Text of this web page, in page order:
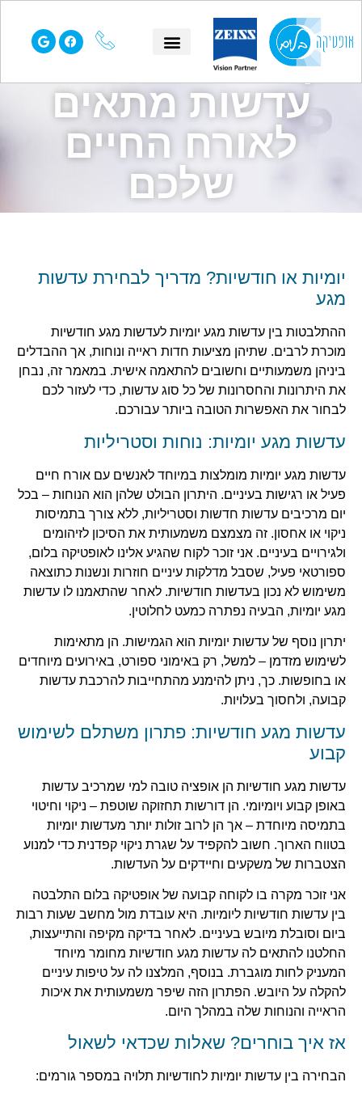
יומיות או חודשיות?
כך תדעו איזה סוג
עדשות מתאים
לאורח החיים
שלכם
יומיות או חודשיות? מדריך לבחירת עדשות
מגע
ההתלבטות בין עדשות מגע יומיות לעדשות מגע חודשיות
מוכרת לרבים. שתיהן מציעות חדות ראייה ונוחות, אך ההבדלים
ביניהן משמעותיים וחשובים להתאמה אישית. במאמר זה, נבחן
את היתרונות והחסרונות של כל סוג עדשות, כדי לעזור לכם
לבחור את האפשרות הטובה ביותר עבורכם.
עדשות מגע יומיות: נוחות וסטריליות
עדשות מגע יומיות מומלצות במיוחד לאנשים עם אורח חיים
פעיל או רגישות בעיניים. היתרון הבולט שלהן הוא הנוחות – בכל
יום מרכיבים עדשות חדשות וסטריליות, ללא צורך בתמיסות
ניקוי או אחסון. זה מצמצם משמעותית את הסיכון לזיהומים
ולגירויים בעיניים. אני זוכר לקוח שהגיע אלינו לאופטיקה בלום,
ספורטאי פעיל, שסבל מדלקות עיניים חוזרות ונשנות כתוצאה
משימוש לא נכון בעדשות חודשיות. לאחר שהתאמנו לו עדשות
מגע יומיות, הבעיה נפתרה כמעט לחלוטין.
יתרון נוסף של עדשות יומיות הוא הגמישות. הן מתאימות
לשימוש מזדמן – למשל, רק באימוני ספורט, באירועים מיוחדים
או בחופשות. כך, ניתן להימנע מהתחייבות להרכבת עדשות
קבועה, ולחסוך בעלויות.
עדשות מגע חודשיות: פתרון משתלם לשימוש
קבוע
עדשות מגע חודשיות הן אופציה טובה למי שמרכיב עדשות
באופן קבוע ויומיומי. הן דורשות תחזוקה שוטפת – ניקוי וחיטוי
בתמיסה מיוחדת – אך הן לרוב זולות יותר מעדשות יומיות
בטווח הארוך. חשוב להקפיד על שגרת ניקוי קפדנית כדי למנוע
הצטברות של משקעים וחיידקים על העדשות.
אני זוכר מקרה בו לקוחה קבועה של אופטיקה בלום התלבטה
בין עדשות חודשיות ליומיות. היא עובדת מול מחשב שעות רבות
ביום וסובלת מיובש בעיניים. לאחר בדיקה מקיפה והתייעצות,
החלטנו להתאים לה עדשות מגע חודשיות מחומר מיוחד
המעניק לחות מוגברת. בנוסף, המלצנו לה על טיפות עיניים
להקלה על היובש. הפתרון הזה שיפר משמעותית את איכות
הראייה והנוחות שלה במהלך היום.
אז איך בוחרים? שאלות שכדאי לשאול
הבחירה בין עדשות יומיות לחודשיות תלויה במספר גורמים: